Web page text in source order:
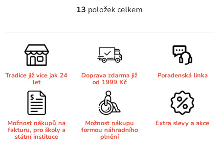
O
l
á
d
c
í
p
r
v
k
y
13 položek celkem
Tradice již více jak 24
let
Doprava zdarma již
od 1999 Kč
Poradenská linka
Možnost nákupů na
fakturu, pro školy a
státní instituce
Možnost nákupu
formou náhradního
plnění
Extra slevy a akce